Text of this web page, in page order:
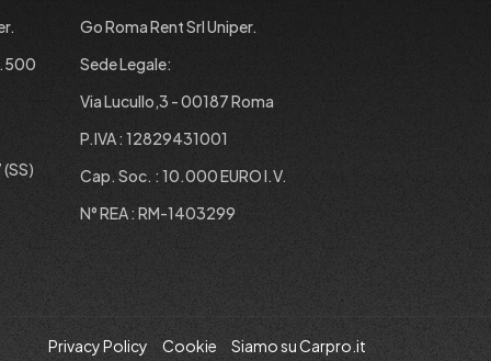
Go Roma Rent Srl Uniper.
Sede Legale:
Via Lucullo,3 - 00187 Roma
P.IVA : 12829431001
Cap. Soc. : 10.000 EURO I.V.
N° REA : RM-1403299
Privacy Policy Cookie Siamo su Carpro.it